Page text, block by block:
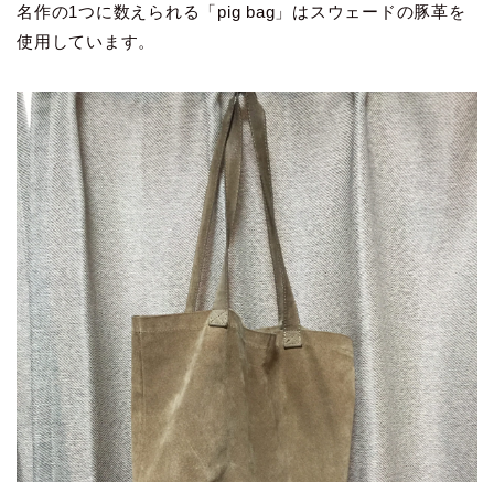
名作の1つに数えられる「pig bag」はスウェードの豚革を
使用しています。